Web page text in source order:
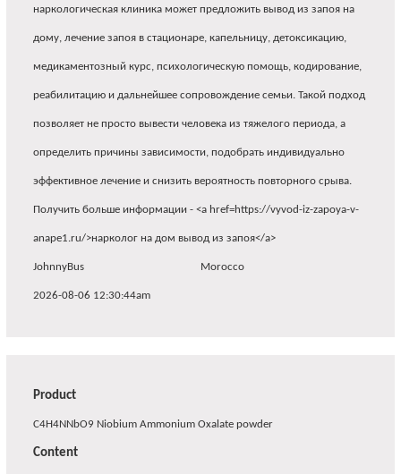
наркологическая клиника может предложить вывод из запоя на
дому, лечение запоя в стационаре, капельницу, детоксикацию,
медикаментозный курс, психологическую помощь, кодирование,
реабилитацию и дальнейшее сопровождение семьи. Такой подход
позволяет не просто вывести человека из тяжелого периода, а
определить причины зависимости, подобрать индивидуально
эффективное лечение и снизить вероятность повторного срыва.
Получить больше информации - <a href=https://vyvod-iz-zapoya-v-
anape1.ru/>нарколог на дом вывод из запоя</a>
JohnnyBus Morocco
2026-08-06 12:30:44am
Product
C4H4NNbO9 Niobium Ammonium Oxalate powder
Content